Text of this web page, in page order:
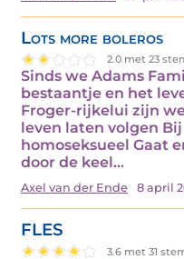
Lots more boleros
2.0 met 23
Sinds we Adams
bestaantje en het
Froger-rijkelui zijn
leven laten volgen
homoseksueel Gaat
door de keel…
Axel van der Ende 8 april
FLES
3.6 met 31